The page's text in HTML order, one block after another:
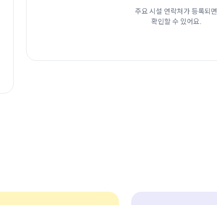
주요 시설 연락처가 등록되면
확인할 수 있어요.